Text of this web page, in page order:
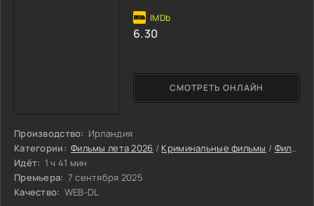
Производство: Ирландия
Категории: Фильмы лета 2026 / Криминальные фильмы / Фильмы
Идёт: 1 ч 41 мин
Премьера: 7 сентября 2025
Качество: WEB-DL
СМОТРЕТЬ ОНЛАЙН
6.30